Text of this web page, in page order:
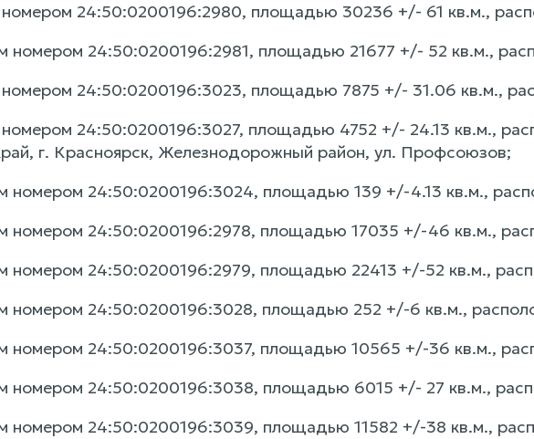
24:50:0200196:2980, площадью 30236 +/- 61 кв.м.,
номером 24:50:0200196:2981, площадью 21677 +/- 52 кв.м.,
24:50:0200196:3023, площадью 7875 +/- 31.06 кв.м.,
24:50:0200196:3027, площадью 4752 +/- 24.13 кв.м.,
г. Красноярск, Железнодорожный район, ул. Профсоюзов;
номером 24:50:0200196:3024, площадью 139 +/-4.13 кв.м.,
номером 24:50:0200196:2978, площадью 17035 +/-46 кв.м.,
номером 24:50:0200196:2979, площадью 22413 +/-52 кв.м.,
номером 24:50:0200196:3028, площадью 252 +/-6 кв.м.,
номером 24:50:0200196:3037, площадью 10565 +/-36 кв.м.,
номером 24:50:0200196:3038, площадью 6015 +/- 27 кв.м.,
номером 24:50:0200196:3039, площадью 11582 +/-38 кв.м.,